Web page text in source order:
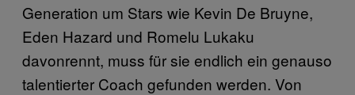
Generation um Stars wie Kevin De Bruyne,
Eden Hazard und Romelu Lukaku
davonrennt, muss für sie endlich ein genauso
talentierter Coach gefunden werden. Von